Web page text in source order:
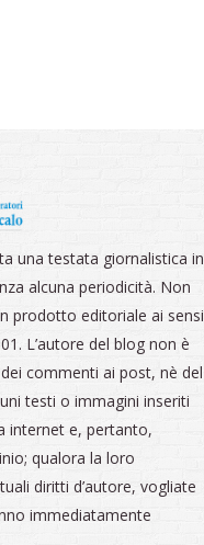
una testata giornalistica in
alcuna periodicità. Non
prodotto editoriale ai sensi
L’autore del blog non è
commenti ai post, nè del
testi o immagini inseriti
internet e, pertanto,
qualora la loro
diritti d’autore, vogliate
immediatamente